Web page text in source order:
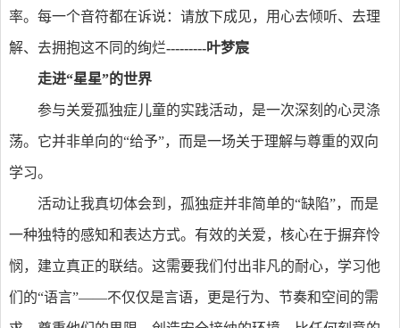
率。每一个音符都在诉说：请放下成见，用心去倾听、去理
解、去拥抱这不同的绚烂---------叶梦宸
走进“星星”的世界
参与关爱孤独症儿童的实践活动，是一次深刻的心灵涤
荡。它并非单向的“给予”，而是一场关于理解与尊重的双向
学习。
活动让我真切体会到，孤独症并非简单的“缺陷”，而是
一种独特的感知和表达方式。有效的关爱，核心在于摒弃怜
悯，建立真正的联结。这需要我们付出非凡的耐心，学习他
们的“语言”——不仅仅是言语，更是行为、节奏和空间的需